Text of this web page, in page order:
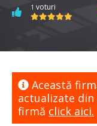
1 voturi
Această
actualizate din
firmă click aici.